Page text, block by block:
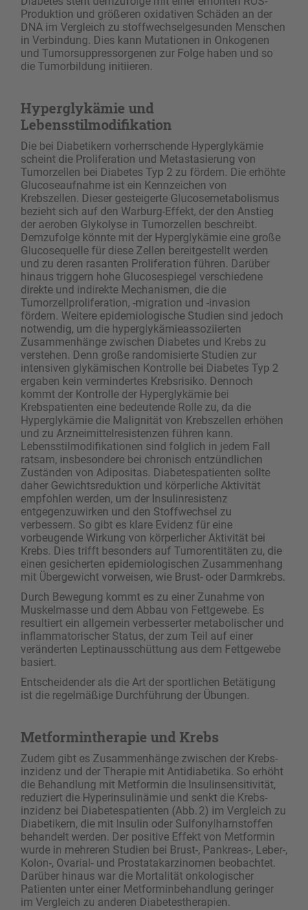
Produktion und größeren oxidativen Schäden an der
DNA im Vergleich zu stoffwechselgesunden Menschen
in Verbindung. Dies kann Mutationen in Onkogenen
und Tumorsuppressorgenen zur Folge haben und so
die Tumorbildung initiieren.
Hyperglykämie und
Lebensstilmodifikation
Die bei Diabetikern vorherrschende Hyperglykämie
scheint die Proliferation und Metastasierung von
Tumorzellen bei Diabetes Typ 2 zu fördern. Die erhöhte
Glucoseaufnahme ist ein Kennzeichen von
Krebszellen. Dieser gesteigerte Glucosemetabolismus
bezieht sich auf den Warburg-Effekt, der den Anstieg
der aeroben Glykolyse in Tumorzellen beschreibt.
Demzufolge könnte mit der Hyperglykämie eine große
Glucosequelle für diese Zellen bereitgestellt werden
und zu deren rasanten Proliferation führen. Darüber
hinaus triggern hohe Glucosespiegel verschiedene
direkte und indirekte Mechanismen, die die
Tumorzellproliferation, -migration und -invasion
fördern. Weitere epidemiologische Studien sind jedoch
notwendig, um die hyperglykämieassoziierten
Zusammenhänge zwischen Diabetes und Krebs zu
verstehen. Denn große randomisierte Studien zur
intensiven glykämischen Kontrolle bei Diabetes Typ 2
ergaben kein vermindertes Krebsrisiko. Dennoch
kommt der Kontrolle der Hyperglykämie bei
Krebspatienten eine bedeutende Rolle zu, da die
Hyperglykämie die Malignität von Krebszellen erhöhen
und zu Arzneimittelresistenzen führen kann.
Lebensstilmodifikationen sind folglich in jedem Fall
ratsam, insbesondere bei chronisch entzündlichen
Zuständen von Adipositas. Diabetespatienten sollte
daher Gewichtsreduktion und körperliche Aktivität
empfohlen werden, um der Insulinresistenz
entgegenzuwirken und den Stoffwechsel zu
verbessern. So gibt es klare Evidenz für eine
vorbeugende Wirkung von körperlicher Aktivität bei
Krebs. Dies trifft besonders auf Tumor­entitäten zu, die
einen gesicherten epidemiologischen Zusammenhang
mit Übergewicht vorweisen, wie Brust- oder Darmkrebs.
Durch Bewegung kommt es zu einer Zunahme von
Muskelmasse und dem Abbau von Fettgewebe. Es
resultiert ein allgemein verbesserter metabolischer und
inflammatorischer Status, der zum Teil auf einer
veränderten Leptinausschüttung aus dem Fettgewebe
basiert.
Entscheidender als die Art der sportlichen Betätigung
ist die regelmäßige Durchführung der Übungen.
Metformintherapie und Krebs
Zudem gibt es Zusammenhänge zwischen der Krebs­
inzidenz und der Therapie mit Antidiabetika. So erhöht
die Behandlung mit Metformin die Insulinsensitivität,
reduziert die Hyperinsulinämie und senkt die Krebs­
inzidenz bei Diabetespatienten (Abb. 2) im Vergleich zu
Diabetikern, die mit Insulin oder Sulfonylharnstoffen
behandelt werden. Der positive Effekt von Metformin
wurde in mehreren Studien bei Brust-, Pankreas-, ­Leber-,
Kolon-, Ovarial- und Prostatakarzinomen beobachtet.
Darüber hinaus war die Mortalität onkologischer
Patienten unter einer Metforminbehandlung geringer
im Vergleich zu anderen Diabetestherapien.